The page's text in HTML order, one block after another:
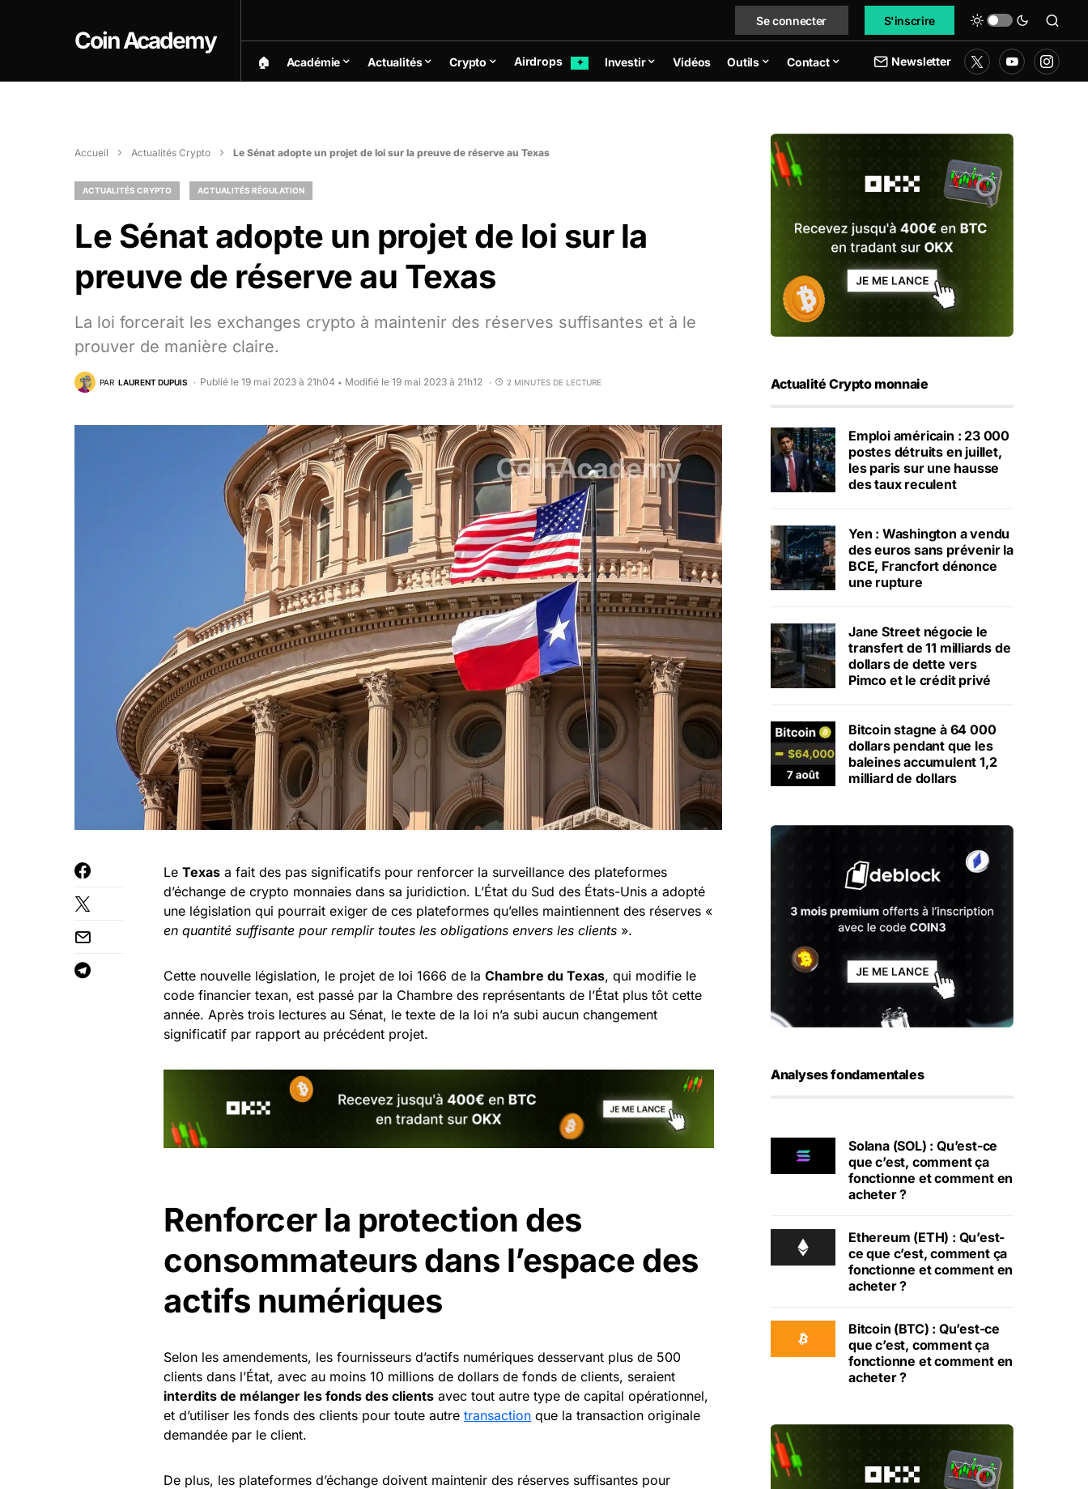
Coin Academy
Se connecter S'inscrire
🏠︎ Académie Actualités Crypto Airdrops ✦ Investir Vidéos Outils Contact Newsletter
Accueil Actualités Crypto Le Sénat adopte un projet de loi sur la preuve de réserve au Texas
ACTUALITÉS CRYPTO ACTUALITÉS RÉGULATION
Le Sénat adopte un projet de loi sur la
preuve de réserve au Texas
La loi forcerait les exchanges crypto à maintenir des réserves suffisantes et à le
prouver de manière claire.
PAR LAURENT DUPUIS Publié le 19 mai 2023 à 21h04 • Modifié le 19 mai 2023 à 21h12 2 MINUTES DE LECTURE
Le Texas a fait des pas significatifs pour renforcer la surveillance des plateformes
d’échange de crypto monnaies dans sa juridiction. L’État du Sud des États-Unis a adopté
une législation qui pourrait exiger de ces plateformes qu’elles maintiennent des réserves «
en quantité suffisante pour remplir toutes les obligations envers les clients ».
Cette nouvelle législation, le projet de loi 1666 de la Chambre du Texas, qui modifie le
code financier texan, est passé par la Chambre des représentants de l’État plus tôt cette
année. Après trois lectures au Sénat, le texte de la loi n’a subi aucun changement
significatif par rapport au précédent projet.
Renforcer la protection des
consommateurs dans l’espace des
actifs numériques
Selon les amendements, les fournisseurs d’actifs numériques desservant plus de 500
clients dans l’État, avec au moins 10 millions de dollars de fonds de clients, seraient
interdits de mélanger les fonds des clients avec tout autre type de capital opérationnel,
et d’utiliser les fonds des clients pour toute autre transaction que la transaction originale
demandée par le client.
De plus, les plateformes d’échange doivent maintenir des réserves suffisantes pour
Actualité Crypto monnaie
Emploi américain : 23 000
postes détruits en juillet,
les paris sur une hausse
des taux reculent
Yen : Washington a vendu
des euros sans prévenir la
BCE, Francfort dénonce
une rupture
Jane Street négocie le
transfert de 11 milliards de
dollars de dette vers
Pimco et le crédit privé
Bitcoin stagne à 64 000
dollars pendant que les
baleines accumulent 1,2
milliard de dollars
Analyses fondamentales
Solana (SOL) : Qu’est-ce
que c’est, comment ça
fonctionne et comment en
acheter ?
Ethereum (ETH) : Qu’est-
ce que c’est, comment ça
fonctionne et comment en
acheter ?
Bitcoin (BTC) : Qu’est-ce
que c’est, comment ça
fonctionne et comment en
acheter ?